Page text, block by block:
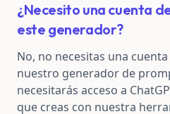
¿Necesito una cuenta
este generador?
No, no necesitas una
nuestro generador de
necesitarás acceso a
que creas con nuestra